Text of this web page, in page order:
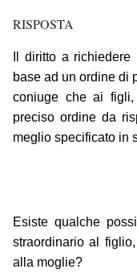
RISPOSTA
Il diritto a
base ad un ordine di
coniuge che ai
preciso ordine da
meglio specificato in
Esiste qualche
straordinario al
alla moglie?